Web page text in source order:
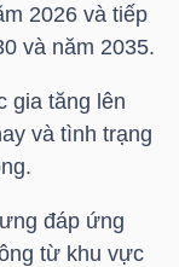
2026 và tiếp
và năm 2035.
gia tăng lên
và tình trạng
đáp ứng
từ khu vực